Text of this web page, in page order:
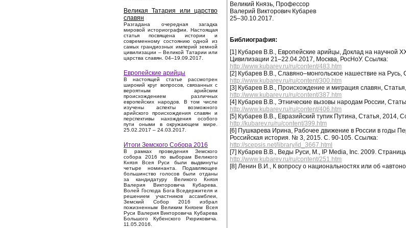
Великая Татария или царство
славян
Разгадана очередная загадка
мировой историографии. Настоящая
статья посвящена истории и
современному состоянию одной из
самых грандиозных империй земной
цивилизации – Великой Татарии или
царства славян. 04–19.09.2017.
Европейские арийцы
В настоящей статье рассмотрен
широкий круг вопросов, связанных с
вероятным арийским
происхождением различных
европейских народов. В том числе
изучены аспекты возможного
арийского происхождения славян и
перспективы нахождения особого
пути оными в окружающем мире.
25.02.2017 – 24.03.2017.
Итоги Земского Собора 2016
В рамках проведения Земского
собора 2016 по выборам Великого
Князя Всея Руси были выдвинуты
четыре номинанта. Подавляющее
большинство голосов были отданы
за кандидатуру Великого Князя
Валерия Викторовича Кубарева.
Волей Господа Бога Вседержителя и
решением участников ассамблеи,
Земский Собор 2016 избрал
пожизненным Великим Князем Всея
Руси Валерия Викторовича Кубарева
Большого Кубенского Рюриковича.
11.05.2016.
Великий Князь, Профессор
Валерий Викторович Кубарев
25–30.10.2017.
Библиография:
[1] Кубарев В.В., Европейские арийцы, Доклад на научной
Цивилизации 21–22.04.2017, Москва, РосНоУ. Ссылка:
http://www.kubarev.ru/ru/content/483.htm
[2] Кубарев В.В., Славяно–монгольское нашествие на Русь,
http://www.kubarev.ru/ru/content/300.htm
[3] Кубарев В.В., Происхождение и миграция славян,
http://www.kubarev.ru/ru/content/387.htm
[4] Кубарев В.В., Этнические вызовы народам России,
http://www.kubarev.ru/ru/content/406.htm
[5] Кубарев В.В., Евразийский тупик Путина, Статья, 2014,
http://kubarev.ru/ru/content/399.htm
[6] Пушкарева Ирина, Рабочее движение в России в годы
Российская история. № 3, 2015. С. 90-105. Ссылка:
http://scepsis.net/library/id_3667.html
[7] Кубарев В.В., Веды Руси, М., IP Media, Inc. 2009.
http://www.kubarev.ru/ru/content/251.htm
[8] Ленин В.И., К вопросу о национальностях или об